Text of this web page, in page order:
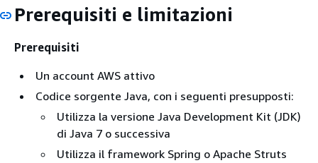
Prerequisiti e limitazioni
Prerequisiti
Un account AWS attivo
Codice sorgente Java, con i seguenti presupposti:
Utilizza la versione Java Development Kit (JDK)
di Java 7 o successiva
Utilizza il framework Spring o Apache Struts